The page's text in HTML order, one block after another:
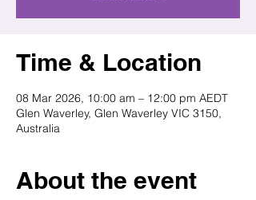
Time & Location
08 Mar 2026, 10:00 am – 12:00 pm AEDT
Glen Waverley, Glen Waverley VIC 3150,
Australia
About the event